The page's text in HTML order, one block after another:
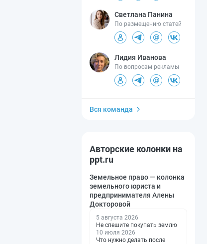
Светлана Панина
По размещению статей
Лидия Иванова
По вопросам рекламы
Вся команда
Авторские колонки на
ppt.ru
Земельное право — колонка
земельного юриста и
предпринимателя Алены
Докторовой
5 августа 2026
Не спешите покупать землю
10 июля 2026
Что нужно делать после